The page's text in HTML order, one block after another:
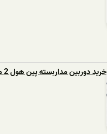
خرید دوربین مداربسته پین هول 2 مگاپیکسل AHD